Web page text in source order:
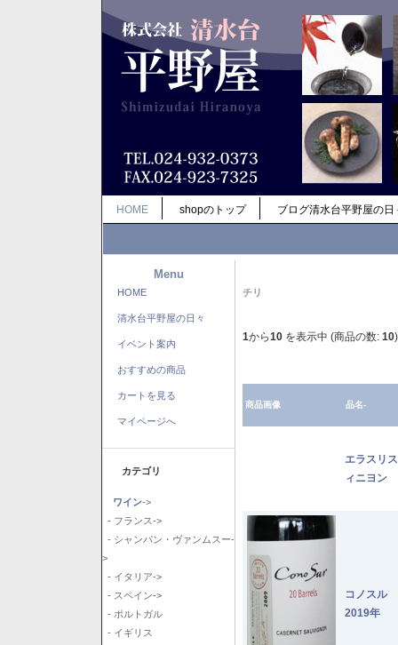
HOME shopのトップ ブログ清水台平野屋の日
Menu
HOME
清水台平野屋の日々
イベント案内
おすすめの商品
カートを見る
マイページへ
カテゴリ
ワイン->
- フランス->
- シャンパン・ヴァンムスー-
>
- イタリア->
- スペイン->
- ポルトガル
- イギリス
チリ
1から10 を表示中 (商品の数: 10)
商品画像 品名-
エラスリ
ィニヨン
コノスル
2019年